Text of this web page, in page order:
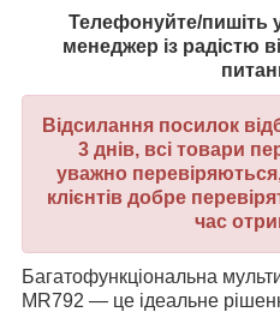
Телефонуйте/пишіть
менеджер із радістю
Відсилання посилок
3 днів, всі товари
уважно
клієнтів добре
час
Багатофункціональна
MR792 — це ідеальне